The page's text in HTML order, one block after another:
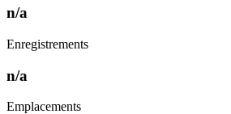
n/a
Enregistrements
n/a
Emplacements